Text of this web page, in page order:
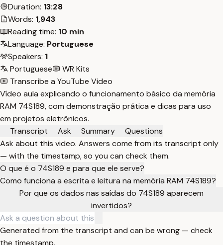
Duration: 13:28
Words: 1,943
Reading time: 10 min
Language: Portuguese
Speakers: 1
Portuguese
WR Kits
Transcribe a YouTube Video
Vídeo aula explicando o funcionamento básico da memória
RAM 74S189, com demonstração prática e dicas para uso
em projetos eletrônicos.
Transcript
Ask Summary
Questions
Ask about this video. Answers come from its transcript only
— with the timestamp, so you can check them.
O que é o 74S189 e para que ele serve?
Como funciona a escrita e leitura na memória RAM 74S189?
Por que os dados nas saídas do 74S189 aparecem
invertidos?
Generated from the transcript and can be wrong — check
the timestamp.